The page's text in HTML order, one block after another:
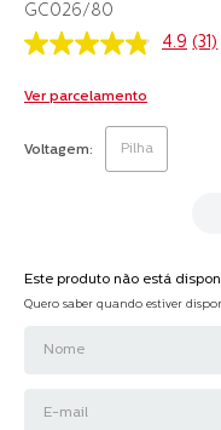
GC026/80
4.9
5
médio
abre
na
página.
4.9 (31)
Ver parcelamento
Voltagem Pilha
Este produto não está
Quero saber quando estiver